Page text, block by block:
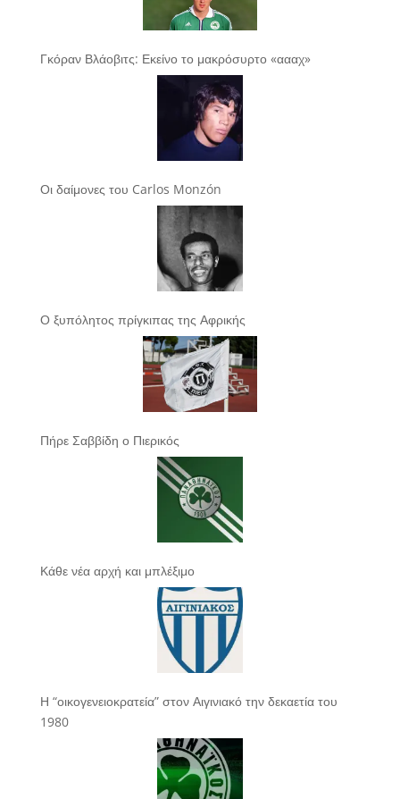
Γκόραν Βλάοβιτς: Εκείνο το μακρόσυρτο «αααχ»
Οι δαίμονες του Carlos Monzón
Ο ξυπόλητος πρίγκιπας της Αφρικής
Πήρε Σαββίδη ο Πιερικός
Κάθε νέα αρχή και μπλέξιμο
Η “οικογενειοκρατεία” στον Αιγινιακό την δεκαετία του
1980